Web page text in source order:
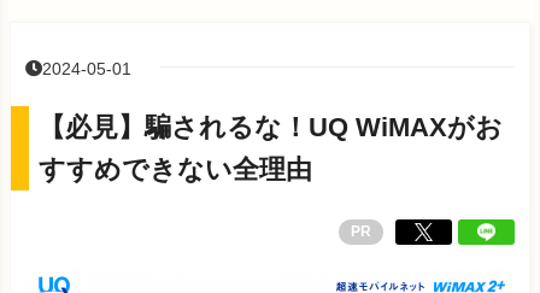
2024-05-01
【必見】騙されるな！UQ WiMAXがお
すすめできない全理由
PR